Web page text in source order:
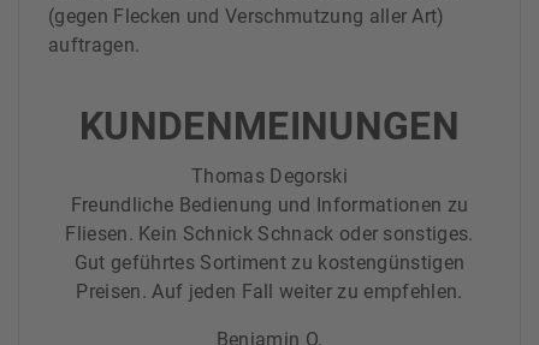
(gegen Flecken und Verschmutzung aller Art)
auftragen.
KUNDENMEINUNGEN
Thomas Degorski
Freundliche Bedienung und Informationen zu
Fliesen. Kein Schnick Schnack oder sonstiges.
Gut geführtes Sortiment zu kostengünstigen
Preisen. Auf jeden Fall weiter zu empfehlen.
Benjamin O.